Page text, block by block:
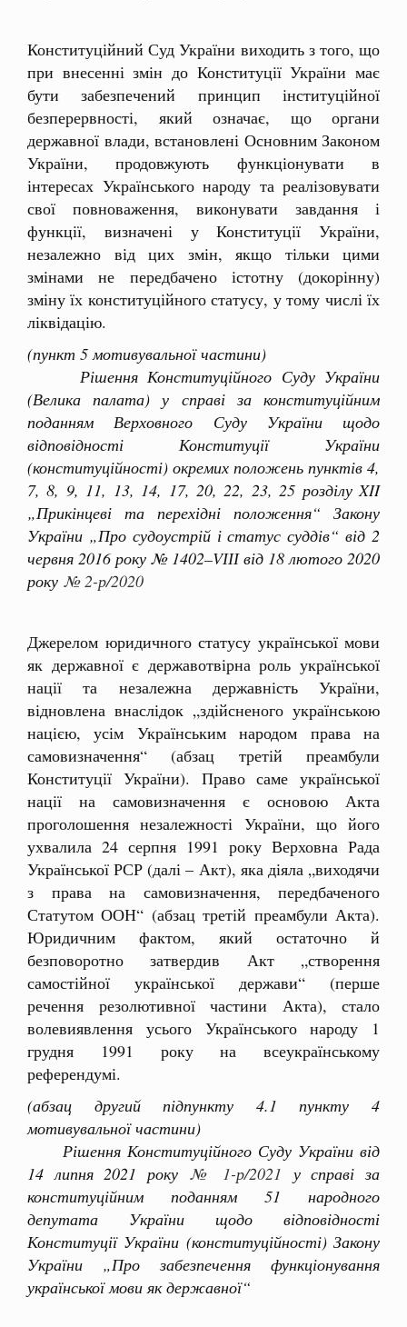
Конституційний Суд України виходить з того, що
при внесенні змін до Конституції України має
бути забезпечений принцип інституційної
безперервності, який означає, що органи
державної влади, встановлені Основним Законом
України, продовжують функціонувати в
інтересах Українського народу та реалізовувати
свої повноваження, виконувати завдання і
функції, визначені у Конституції України,
незалежно від цих змін, якщо тільки цими
змінами не передбачено істотну (докорінну)
зміну їх конституційного статусу, у тому числі їх
ліквідацію.
(пункт 5 мотивувальної частини)
Рішення Конституційного Суду України
(Велика палата) у справі за конституційним
поданням Верховного Суду України щодо
відповідності Конституції України
(конституційності) окремих положень пунктів 4,
7, 8, 9, 11, 13, 14, 17, 20, 22, 23, 25 розділу XII
„Прикінцеві та перехідні положення“ Закону
України „Про судоустрій і статус суддів“ від 2
червня 2016 року № 1402–VІІІ від 18 лютого 2020
року № 2-р/2020
Джерелом юридичного статусу української мови
як державної є державотвірна роль української
нації та незалежна державність України,
відновлена внаслідок „здійсненого українською
нацією, усім Українським народом права на
самовизначення“ (абзац третій преамбули
Конституції України). Право саме української
нації на самовизначення є основою Акта
проголошення незалежності України, що його
ухвалила 24 серпня 1991 року Верховна Рада
Української РСР (далі – Акт), яка діяла „виходячи
з права на самовизначення, передбаченого
Статутом ООН“ (абзац третій преамбули Акта).
Юридичним фактом, який остаточно й
безповоротно затвердив Акт „створення
самостійної української держави“ (перше
речення резолютивної частини Акта), стало
волевиявлення усього Українського народу 1
грудня 1991 року на всеукраїнському
референдумі.
(абзац другий підпункту 4.1 пункту 4
мотивувальної частини)
Рішення Конституційного Суду України від
14 липня 2021 року № 1-р/2021 у справі за
конституційним поданням 51 народного
депутата України щодо відповідності
Конституції України (конституційності) Закону
України „Про забезпечення функціонування
української мови як державної“